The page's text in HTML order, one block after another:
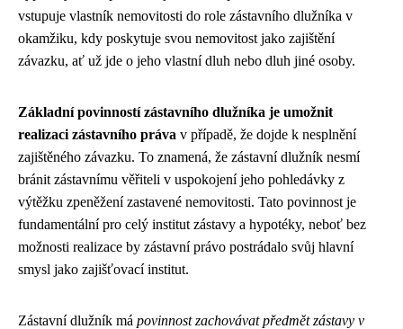
vstupuje vlastník nemovitosti do role zástavního dlužníka v
okamžiku, kdy poskytuje svou nemovitost jako zajištění
závazku, ať už jde o jeho vlastní dluh nebo dluh jiné osoby.
Základní povinností zástavního dlužníka je umožnit
realizaci zástavního práva v případě, že dojde k nesplnění
zajištěného závazku. To znamená, že zástavní dlužník nesmí
bránit zástavnímu věřiteli v uspokojení jeho pohledávky z
výtěžku zpeněžení zastavené nemovitosti. Tato povinnost je
fundamentální pro celý institut zástavy a hypotéky, neboť bez
možnosti realizace by zástavní právo postrádalo svůj hlavní
smysl jako zajišťovací institut.
Zástavní dlužník má povinnost zachovávat předmět zástavy v